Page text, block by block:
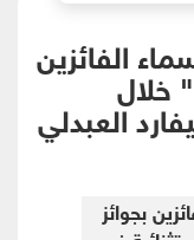
الفائزين
خلال
العبدلي